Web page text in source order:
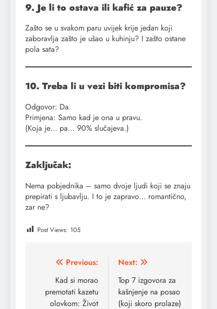
9. Je li to ostava ili kafić za pauze?
Zašto se u svakom paru uvijek krije jedan koji
zaboravlja zašto je ušao u kuhinju? I zašto ostane
pola sata?
10. Treba li u vezi biti kompromisa?
Odgovor: Da.
Primjena: Samo kad je ona u pravu.
(Koja je… pa… 90% slučajeva.)
Zaključak:
Nema pobjednika – samo dvoje ljudi koji se znaju
prepirati s ljubavlju. I to je zapravo… romantično,
zar ne?
Post Views: 105
Post
navigation
Previous:
Kad si morao
premotati kazetu
olovkom: Život
Next:
Top 7 izgovora za
kašnjenje na posao
(koji skoro prolaze)